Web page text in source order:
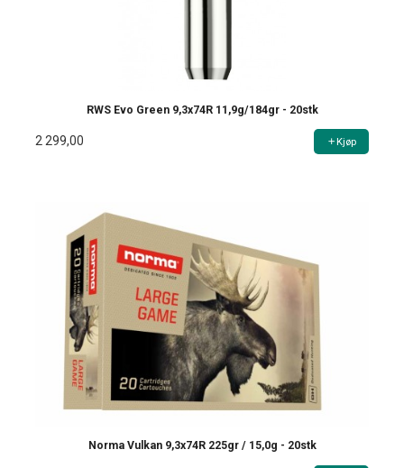
RWS Evo Green 9,3x74R 11,9g/184gr - 20stk
2 299,00 Kjøp
Norma Vulkan 9,3x74R 225gr / 15,0g - 20stk